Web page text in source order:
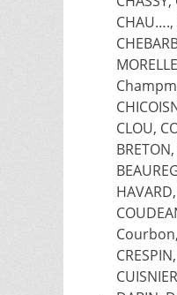
CHAU….,
CLOU,
Courbon,